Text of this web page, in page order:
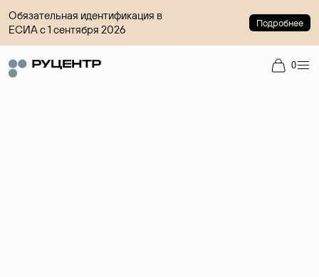
Обязательная идентификация в
ЕСИА с 1 сентября 2026
Подробнее
0